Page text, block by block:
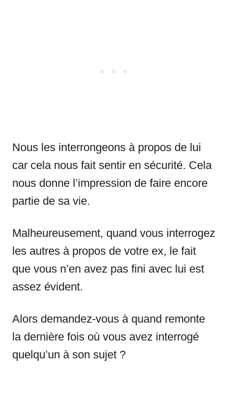
Nous les interrongeons à propos de lui
car cela nous fait sentir en sécurité. Cela
nous donne l’impression de faire encore
partie de sa vie.
Malheureusement, quand vous interrogez
les autres à propos de votre ex, le fait
que vous n’en avez pas fini avec lui est
assez évident.
Alors demandez-vous à quand remonte
la dernière fois où vous avez interrogé
quelqu’un à son sujet ?